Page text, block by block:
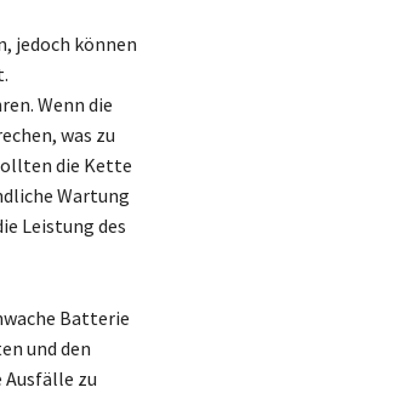
jedoch können
Wenn die
was zu
die Kette
Wartung
Leistung des
Batterie
und den
zu